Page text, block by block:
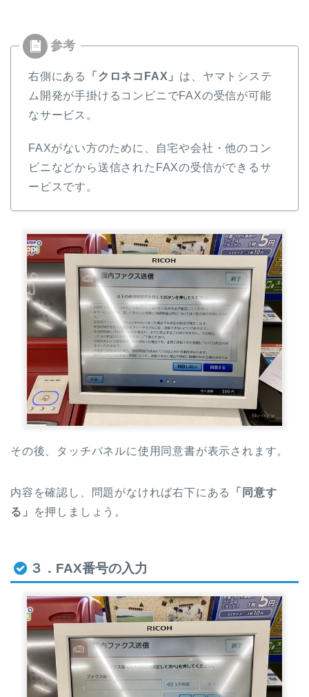
右側にある 「クロネコFAX」 は、ヤマトシステ
ム開発が手掛けるコンビニでFAXの受信が可能
なサービス。
FAXがない方のために、自宅や会社・他のコン
ビニなどから送信されたFAXの受信ができるサ
ービスです。
その後、タッチパネルに使用同意書が表示されます。
内容を確認し、問題がなければ右下にある
「同意す
る 」 を押しましょう。
３．FAX番号の入力